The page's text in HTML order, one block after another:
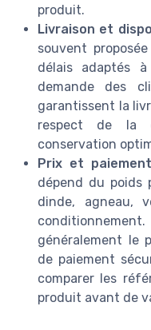
produit.
Livraison et
souvent
délais adaptés
demande des
garantissent la
respect de la
conservation
Prix et paiement
dépend du poids
dinde, agneau,
généralement le
de paiement
comparer les
produit avant de